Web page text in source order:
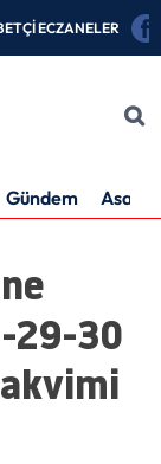
ECZANELER
Gündem Asayiş
29-30